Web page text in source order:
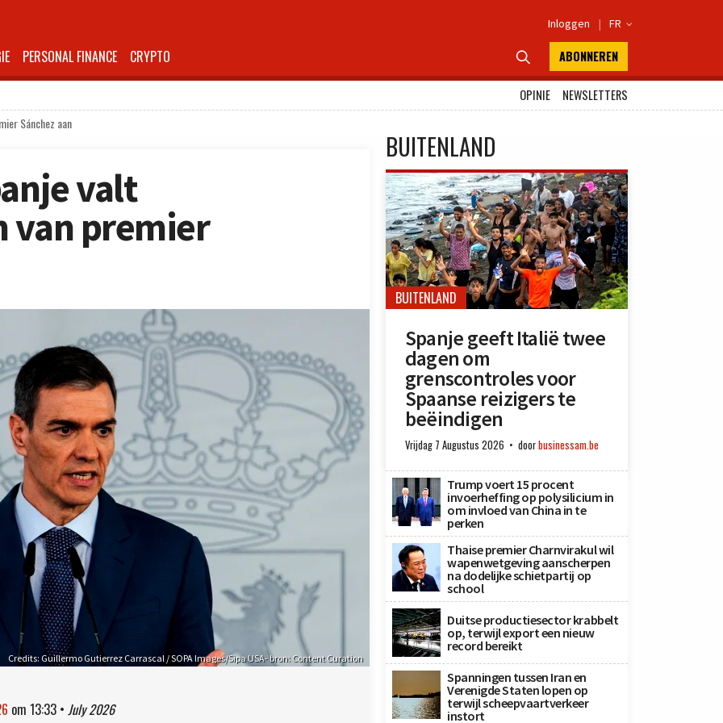
Inloggen | FR 
PERSONAL FINANCE CRYPTO  ABONNEREN
OPINIE
NEWSLETTERS
Sánchez aan
valt
premier
Credits: Guillermo Gutierrez Carrascal / SOPA Images/Sipa USA- bron: Content Curation
om 13:33 • July 2026
BUITENLAND
BUITENLAND
Spanje geeft Italië twee
dagen om
grenscontroles voor
Spaanse reizigers te
beëindigen
Vrijdag 7 Augustus 2026 doorbusinessam.be
Trump voert 15 procent
invoerheffing op polysilicium in
om invloed van China in te
perken
Thaise premier Charnvirakul wil
wapenwetgeving aanscherpen
na dodelijke schietpartij op
school
Duitse productiesector krabbelt
op, terwijl export een nieuw
record bereikt
Spanningen tussen Iran en
Verenigde Staten lopen op
terwijl scheepvaartverkeer
instort